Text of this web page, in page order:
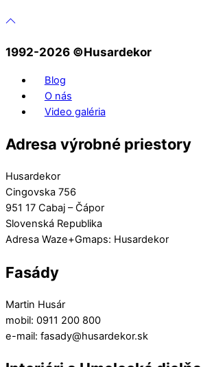
1992-2026 ©️Husardekor
Blog
O nás
Video galéria
Adresa výrobné priestory
Husardekor
Cingovska 756
951 17 Cabaj – Čápor
Slovenská Republika
Adresa Waze+Gmaps: Husardekor
Fasády
Martin Husár
mobil: 0911 200 800
e-mail: fasady@husardekor.sk